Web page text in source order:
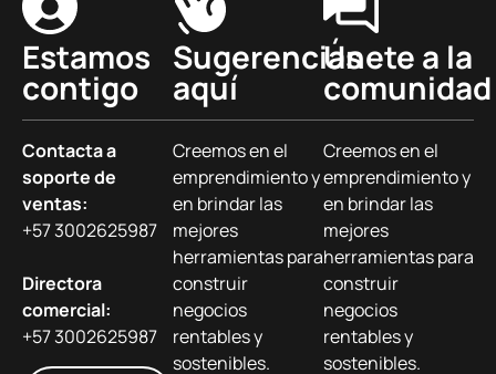
Estamos
contigo
Contacta a
soporte de
ventas:
+57 3002625987
Directora
comercial:
+57 3002625987
Sugerencias
aquí
Creemos en el
emprendimiento y
en brindar las
mejores
herramientas para
construir
negocios
rentables y
sostenibles.
Únete a la
comunidad
Creemos en el
emprendimiento y
en brindar las
mejores
herramientas para
construir
negocios
rentables y
sostenibles.